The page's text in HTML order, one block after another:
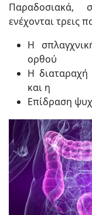
Παραδοσιακά,
ενέχονται τρεις
Η
ορθού
Η διαταραχή
και η
Επίδραση